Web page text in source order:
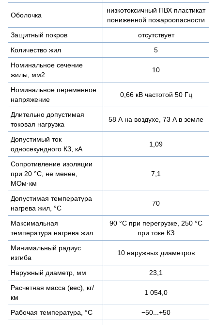
Оболочка
низкотоксичный ПВХ пластикат
пониженной пожароопасности
Защитный покров
отсутствует
Количество жил
5
Номинальное сечение
жилы, мм2
10
Номинальное переменное
напряжение
0,66 кВ частотой 50 Гц
Длительно допустимая
токовая нагрузка
58 А на воздухе, 73 А в земле
Допустимый ток
односекундного КЗ, кА
1,09
Сопротивление изоляции
при 20 °С, не менее,
МОм·км
7,1
Допустимая температура
нагрева жил, °C
70
Максимальная
температура нагрева жил
90 °C при перегрузке, 250 °C
при токе КЗ
Минимальный радиус
изгиба
10 наружных диаметров
Наружный диаметр, мм
23,1
Расчетная масса (вес), кг/
км
1 054,0
Рабочая температура, °C
−50...+50